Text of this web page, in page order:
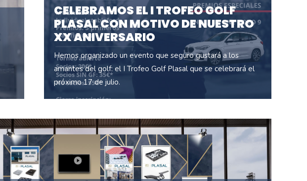
CELEBRAMOS EL I TROFEO GOLF
PLASAL CON MOTIVO DE NUESTRO
XX ANIVERSARIO
Hemos organizado un evento que seguro gustará a los
amantes del golf: el I Trofeo Golf Plasal que se celebrará el
próximo 17 de julio.